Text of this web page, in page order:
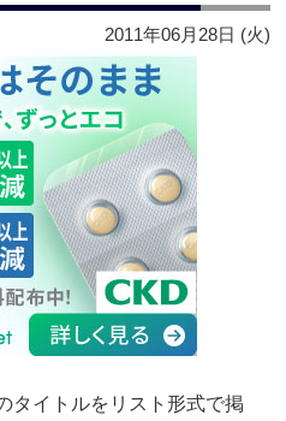
2011年06月28日 (火)
イトルをリスト形式で掲